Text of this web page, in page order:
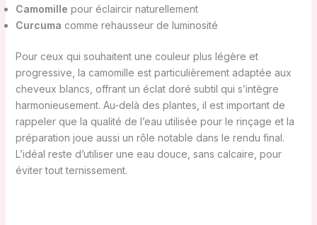
Camomille pour éclaircir naturellement
Curcuma comme rehausseur de luminosité
Pour ceux qui souhaitent une couleur plus légère et
progressive, la camomille est particulièrement adaptée aux
cheveux blancs, offrant un éclat doré subtil qui s’intègre
harmonieusement. Au-delà des plantes, il est important de
rappeler que la qualité de l’eau utilisée pour le rinçage et la
préparation joue aussi un rôle notable dans le rendu final.
L’idéal reste d’utiliser une eau douce, sans calcaire, pour
éviter tout ternissement.